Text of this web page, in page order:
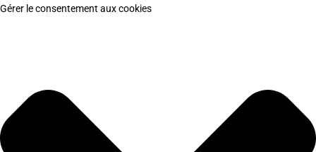
Gérer le consentement aux cookies